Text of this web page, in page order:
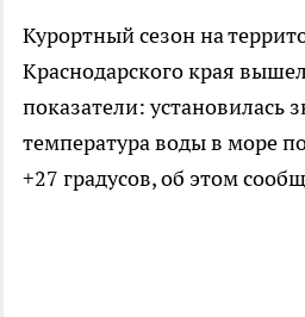
Курортный сезон на
Краснодарского края
показатели: установилась
температура воды в море
+27 градусов, об этом